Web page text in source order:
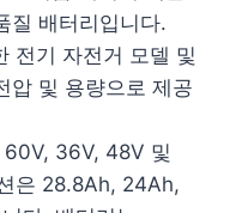
질 배터리입니다.
전기 자전거 모델 및
압 및 용량으로 제공
60V, 36V, 48V 및
은 28.8Ah, 24Ah,